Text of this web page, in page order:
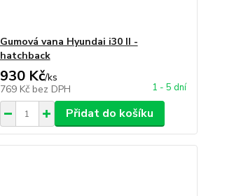
Gumová vana Hyundai i30 II -
hatchback
930 Kč/ks
769 Kč bez DPH 1 - 5 dní
Přidat do košíku